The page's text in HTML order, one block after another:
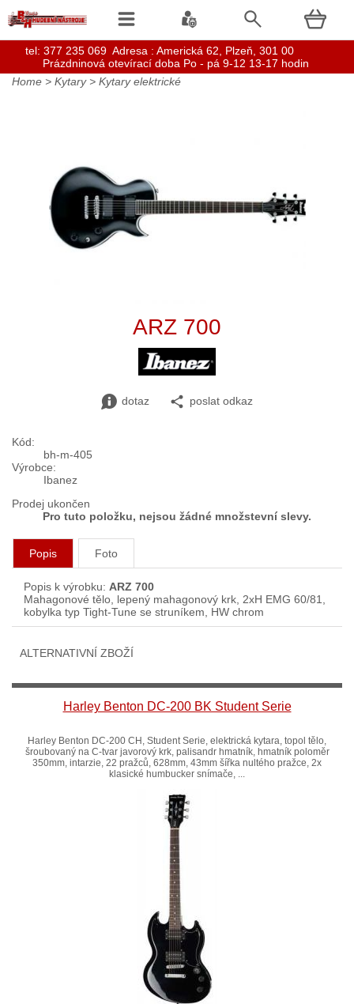
Home > Kytary> Kytary elektrické
ARZ 700
dotaz poslat odkaz
Kód:
bh-m-405
Výrobce:
Ibanez
Prodej ukončen
Pro tuto položku, nejsou žádné množstevní slevy.
Popis Foto
Popis k výrobku: ARZ 700
Mahagonové tělo, lepený mahagonový krk, 2xH EMG 60/81,
kobylka typ Tight-Tune se struníkem, HW chrom
ALTERNATIVNÍ ZBOŽÍ
Harley Benton DC-200 BK Student Serie
Harley Benton DC-200 CH, Student Serie, elektrická kytara, topol tělo,
šroubovaný na C-tvar javorový krk, palisandr hmatník, hmatník poloměr
350mm, intarzie, 22 pražců, 628mm, 43mm šířka nultého pražce, 2x
klasické humbucker snímače, ...
tel: 377 235 069 Adresa : Americká 62, Plzeň, 301 00
Prázdninová otevírací doba Po - pá 9-12 13-17 hodin